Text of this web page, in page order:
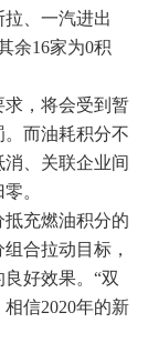
、一汽进出
余16家为0积
，将会受到暂
而油耗积分不
、关联企业间
。
充燃油积分的
合拉动目标，
好效果。“双
信2020年的新